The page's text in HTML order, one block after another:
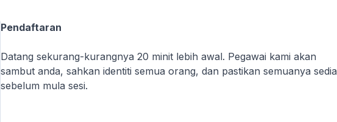
Pendaftaran
Datang sekurang-kurangnya 20 minit lebih awal. Pegawai kami akan
sambut anda, sahkan identiti semua orang, dan pastikan semuanya sedia
sebelum mula sesi.